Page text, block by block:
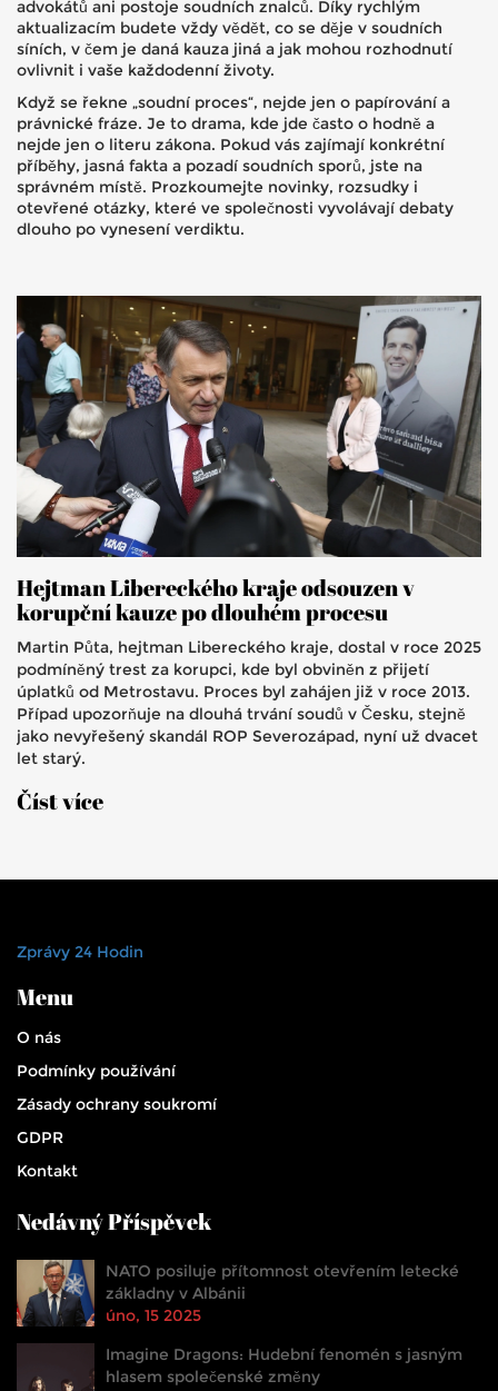
advokátů ani postoje soudních znalců. Díky rychlým
aktualizacím budete vždy vědět, co se děje v soudních
síních, v čem je daná kauza jiná a jak mohou rozhodnutí
ovlivnit i vaše každodenní životy.
Když se řekne „soudní proces“, nejde jen o papírování a
právnické fráze. Je to drama, kde jde často o hodně a
nejde jen o literu zákona. Pokud vás zajímají konkrétní
příběhy, jasná fakta a pozadí soudních sporů, jste na
správném místě. Prozkoumejte novinky, rozsudky i
otevřené otázky, které ve společnosti vyvolávají debaty
dlouho po vynesení verdiktu.
Hejtman Libereckého kraje odsouzen v
korupční kauze po dlouhém procesu
Martin Půta, hejtman Libereckého kraje, dostal v roce 2025
podmíněný trest za korupci, kde byl obviněn z přijetí
úplatků od Metrostavu. Proces byl zahájen již v roce 2013.
Případ upozorňuje na dlouhá trvání soudů v Česku, stejně
jako nevyřešený skandál ROP Severozápad, nyní už dvacet
let starý.
Číst více
Zprávy 24 Hodin
Menu
O nás
Podmínky používání
Zásady ochrany soukromí
GDPR
Kontakt
Nedávný Příspěvek
NATO posiluje přítomnost otevřením letecké
základny v Albánii
úno, 15 2025
Imagine Dragons: Hudební fenomén s jasným
hlasem společenské změny